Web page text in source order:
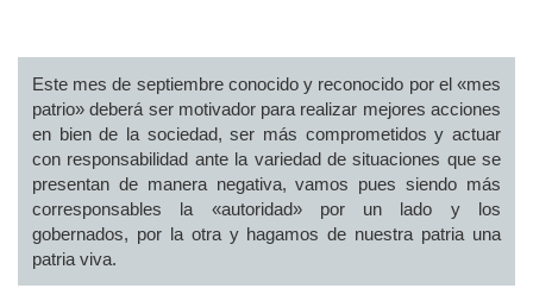
Este mes de septiembre conocido y reconocido por el «mes
patrio» deberá ser motivador para realizar mejores acciones
en bien de la sociedad, ser más comprometidos y actuar
con responsabilidad ante la variedad de situaciones que se
presentan de manera negativa, vamos pues siendo más
corresponsables la «autoridad» por un lado y los
gobernados, por la otra y hagamos de nuestra patria una
patria viva.